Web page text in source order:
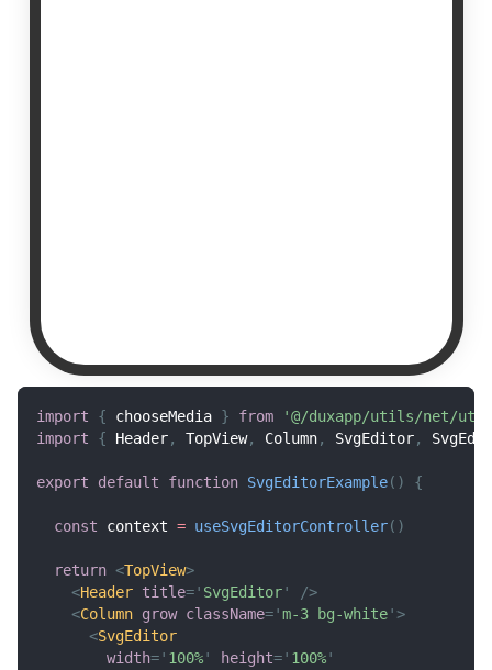
import { chooseMedia } from
'@/duxapp/utils/net/
import
{ Header, TopView, Column, SvgEditor,
export default function SvgEditorExample( ) {
const context = useSvgEditorController( )
return <TopView>
<Header title=' SvgEditor'
/>
<Column grow className='m-3 bg-white'>
<SvgEditor
width=' 100%' height=' 100%'